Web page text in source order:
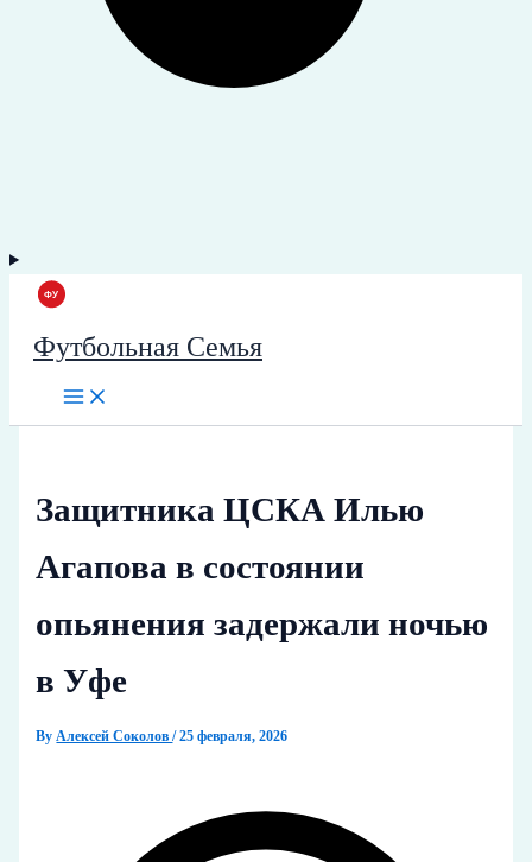
Футбольная Семья
Защитника ЦСКА Илью
Агапова в состоянии
опьянения задержали ночью
в Уфе
ByАлексей Соколов/25 февраля, 2026